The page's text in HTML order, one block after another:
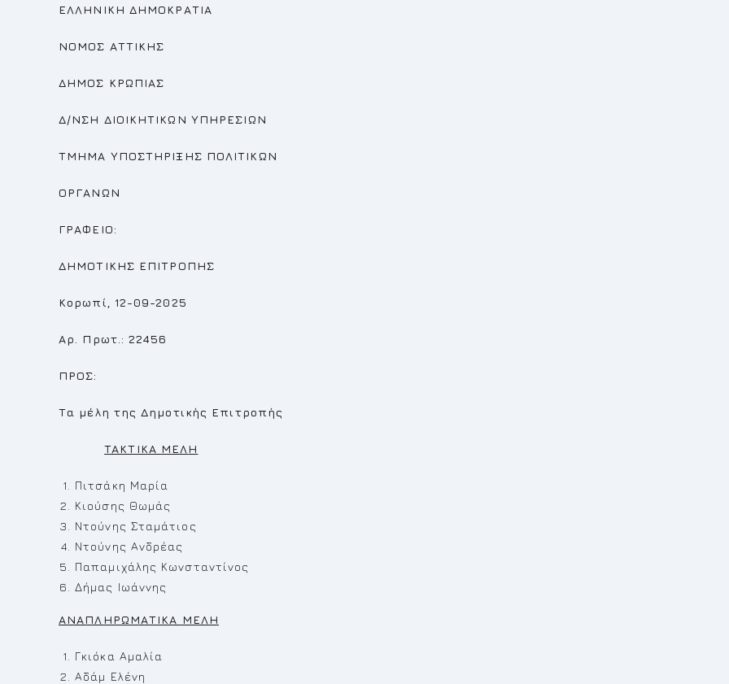
ΕΛΛΗΝΙΚΗ ΔΗΜΟΚΡΑΤΙΑ
ΝΟΜΟΣ ΑΤΤΙΚΗΣ
ΔΗΜΟΣ ΚΡΩΠΙΑΣ
Δ/ΝΣΗ ΔΙΟΙΚΗΤΙΚΩΝ ΥΠΗΡΕΣΙΩΝ
ΤΜΗΜΑ ΥΠΟΣΤΗΡΙΞΗΣ ΠΟΛΙΤΙΚΩΝ
ΟΡΓΑΝΩΝ
ΓΡΑΦΕΙΟ:
ΔΗΜΟΤΙΚΗΣ ΕΠΙΤΡΟΠΗΣ
Κορωπί, 12-09-2025
Αρ. Πρωτ.: 22456
ΠΡΟΣ:
Τα μέλη της Δημοτικής Επιτροπής
TAKTIKA MEΛH
Πιτσάκη Μαρία
Κιούσης Θωμάς
Ντούνης Σταμάτιος
Ντούνης Ανδρέας
Παπαμιχάλης Κωνσταντίνος
Δήμας Ιωάννης
ΑΝΑΠΛΗΡΩΜΑΤΙΚΑ ΜΕΛΗ
Γκιόκα Αμαλία
Αδάμ Ελένη